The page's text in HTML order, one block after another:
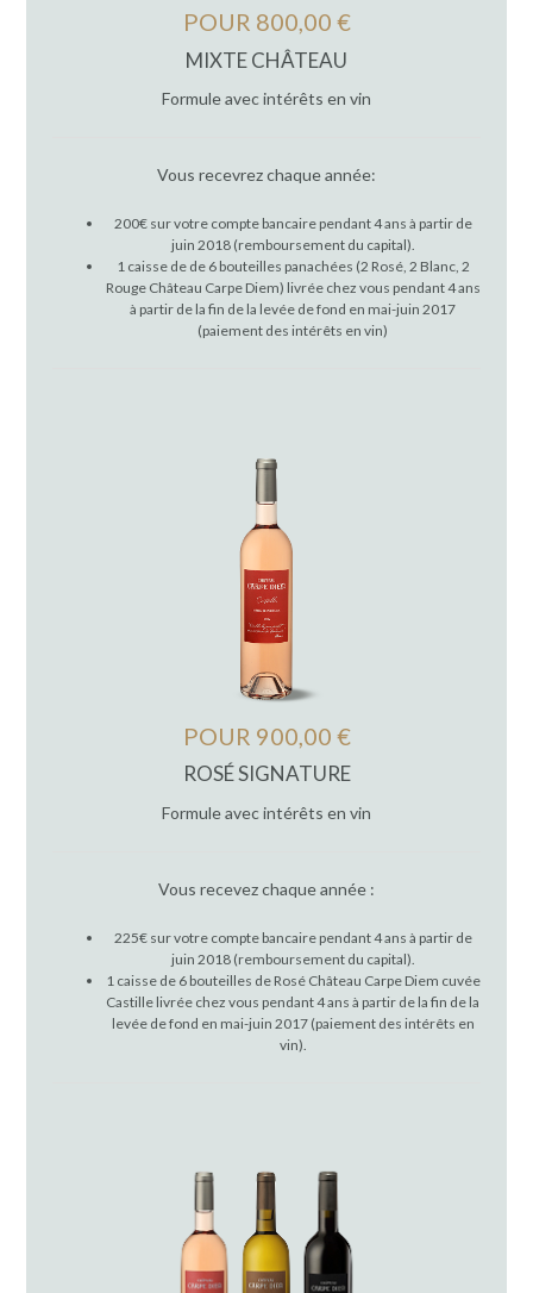
POUR 800,00 €
MIXTE CHÂTEAU
Formule avec intérêts en vin
Vous recevrez chaque année:
200€ sur votre compte bancaire pendant 4 ans à partir de
juin 2018 (remboursement du capital).
1 caisse de de 6 bouteilles panachées (2 Rosé, 2 Blanc, 2
Rouge Château Carpe Diem) livrée chez vous pendant 4 ans
à partir de la fin de la levée de fond en mai-juin 2017
(paiement des intérêts en vin)
POUR 900,00 €
ROSÉ SIGNATURE
Formule avec intérêts en vin
Vous recevez chaque année :
225€ sur votre compte bancaire pendant 4 ans à partir de
juin 2018 (remboursement du capital).
1 caisse de 6 bouteilles de Rosé Château Carpe Diem cuvée
Castille livrée chez vous pendant 4 ans à partir de la fin de la
levée de fond en mai-juin 2017 (paiement des intérêts en
vin).